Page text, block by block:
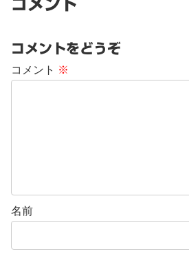
コメント
コメントをどうぞ
コメント ※
名前